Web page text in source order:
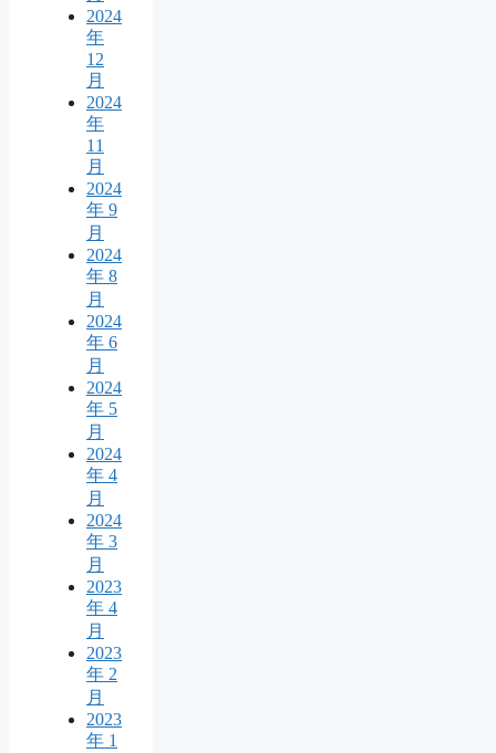
2024
年
12
月
2024
年
11
月
2024
年 9
月
2024
年 8
月
2024
年 6
月
2024
年 5
月
2024
年 4
月
2024
年 3
月
2023
年 4
月
2023
年 2
月
2023
年 1